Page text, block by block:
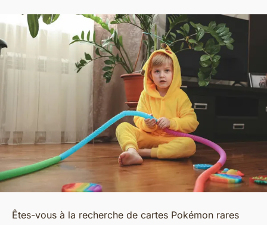
Êtes-vous à la recherche de cartes Pokémon rares